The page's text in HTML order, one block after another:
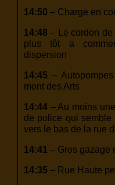
14:50 – Charge en
14:48 – Le cordon
plus tôt a
dispersion
14:45 –
mont des Arts
14:44 – Au moins
de police qui semble
vers le bas de la rue
14:41 – Gros gazage
14:35 – Rue Haute